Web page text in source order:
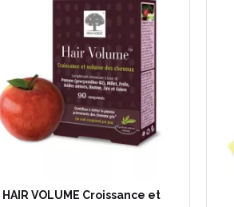
HAIR VOLUME Croissance et